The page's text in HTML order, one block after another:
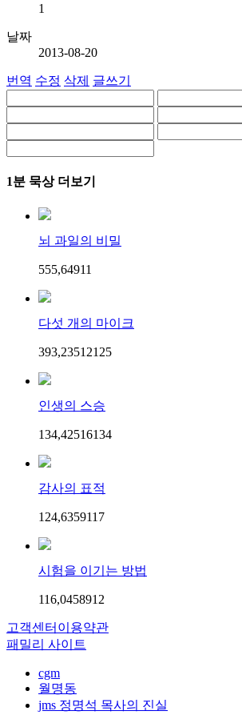
1
날짜
2013-08-20
번역 수정 삭제 글쓰기
1분 묵상 더보기
뇌 과일의 비밀
555,64911
다섯 개의 마이크
393,23512125
인생의 스승
134,42516134
감사의 표적
124,6359117
시험을 이기는 방법
116,0458912
고객센터 이용약관
패밀리 사이트
cgm
월명동
jms 정명석 목사의 진실